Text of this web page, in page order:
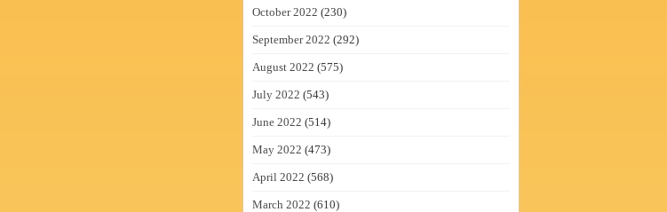
October 2022 (230)
September 2022 (292)
August 2022 (575)
July 2022 (543)
June 2022 (514)
May 2022 (473)
April 2022 (568)
March 2022 (610)